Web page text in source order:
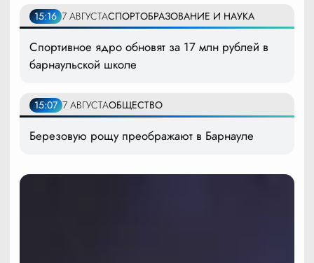
15:16 7 АВГУСТАСПОРТОБРАЗОВАНИЕ И НАУКА
Спортивное ядро обновят за 17 млн рублей в
барнаульской школе
15:07 7 АВГУСТАОБЩЕСТВО
Березовую рощу преображают в Барнауле